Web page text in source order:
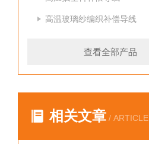
高温玻璃纱编织补偿导线
查看全部产品
相关文章 / ARTICLE